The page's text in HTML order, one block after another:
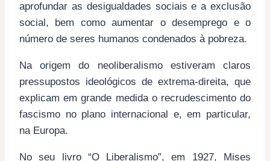
aprofundar as desigualdades sociais e a exclusão
social, bem como aumentar o desemprego e o
número de seres humanos condenados à pobreza.
Na origem do neoliberalismo estiveram claros
pressupostos ideológicos de extrema-direita, que
explicam em grande medida o recrudescimento do
fascismo no plano internacional e, em particular,
na Europa.
No seu livro “O Liberalismo”, em 1927, Mises